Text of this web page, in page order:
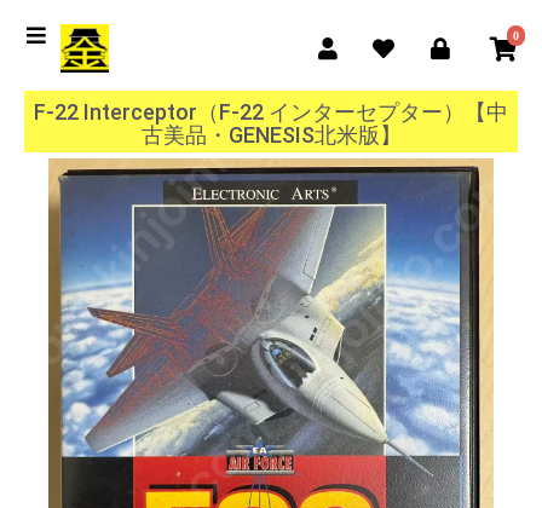
0
F-22 Interceptor（F-22 インターセプター）【中
古美品・GENESIS北米版】